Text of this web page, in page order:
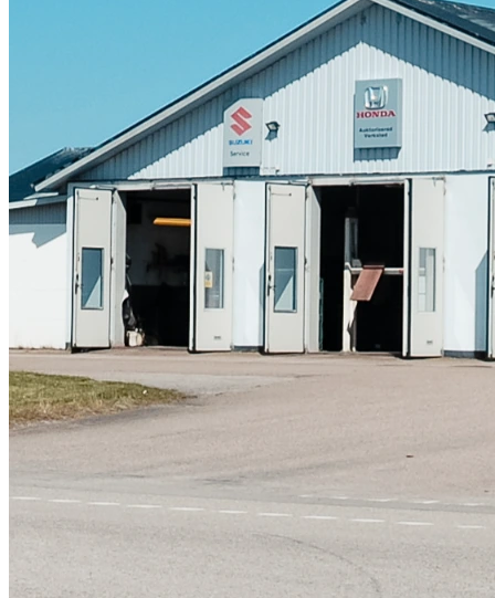
Skadeverkstad